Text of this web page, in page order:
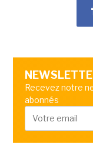
Recevez notre
abonnés